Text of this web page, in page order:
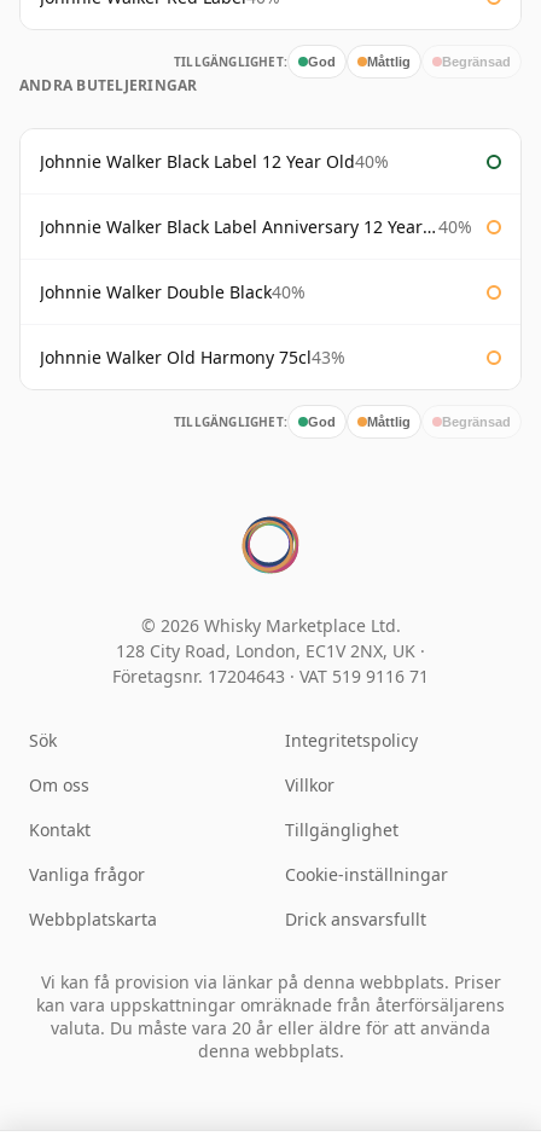
TILLGÄNGLIGHET: God Måttlig Begränsad
ANDRA BUTELJERINGAR
Johnnie Walker Black Label 12 Year Old40%
Johnnie Walker Black Label Anniversary 12 Year Old 40%
Johnnie Walker Double Black40%
Johnnie Walker Old Harmony 75cl43%
TILLGÄNGLIGHET: God Måttlig Begränsad
© 2026 Whisky Marketplace Ltd.
128 City Road, London, EC1V 2NX, UK ·
Företagsnr. 17204643 · VAT 519 9116 71
Sök
Om oss
Kontakt
Vanliga frågor
Webbplatskarta
Integritetspolicy
Villkor
Tillgänglighet
Cookie-inställningar
Drick ansvarsfullt
Vi kan få provision via länkar på denna webbplats. Priser
kan vara uppskattningar omräknade från återförsäljarens
valuta. Du måste vara 20 år eller äldre för att använda
denna webbplats.